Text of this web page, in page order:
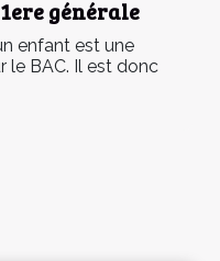
générale
enfant est une
le BAC. Il est donc